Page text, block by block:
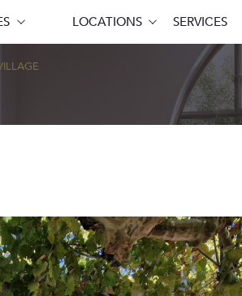
Terrains
LOCATIONS
Professionnel
SERVICES
1 BUDGET
les0annonces